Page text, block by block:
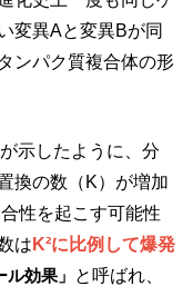
変異Aと変異Bが同
ンパク質複合体の形
示したように、分
換の数（K）が増加
性を起こす可能性
は K²に比例して爆発
ル効果」 と呼ばれ、